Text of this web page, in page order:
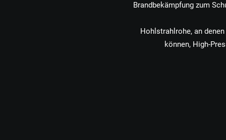
Brandbekämpfung zum
Hohlstrahlrohe, an
können, High-